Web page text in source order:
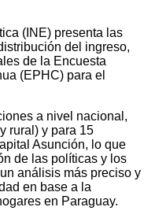
(INE) presenta las
del ingreso,
de la Encuesta
(EPHC) para el
a nivel nacional,
rural) y para 15
Asunción, lo que
de las políticas y los
análisis más preciso y
en base a la
en Paraguay.